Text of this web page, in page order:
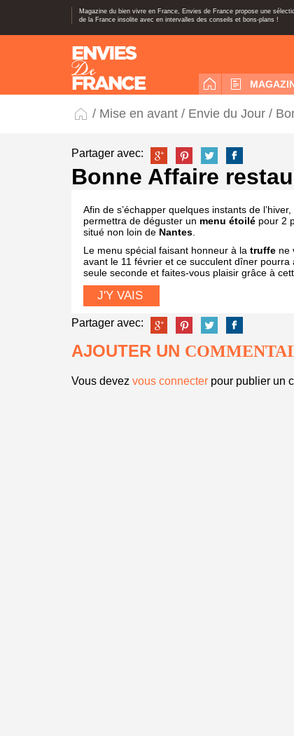
Magazine du bien vivre en France, Envies de France propose une
de la France insolite avec en intervalles des conseils et bons-plans !
/ Mise en avant / Envie du Jour /
Partager avec:
Bonne Affaire
Afin de s’échapper quelques instants de
permettra de déguster un menu étoilé pour 2
situé non loin de Nantes
Le menu spécial faisant honneur à la truffe ne
avant le 11 février et ce succulent dîner
seule seconde et faites-vous plaisir grâce à
J'Y VAIS
Partager avec:
AJOUTER UN
Vous devez vous connecter pour publier un